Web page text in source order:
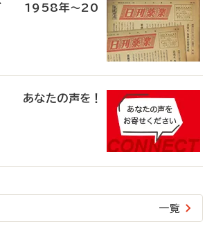
ブ 1958年～20
あなたの声を！
一覧